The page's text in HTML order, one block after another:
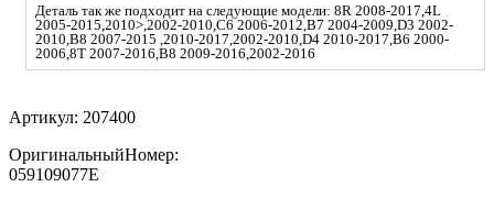
Деталь так же подходит на следующие модели: 8R 2008-2017,4L
2005-2015,2010>,2002-2010,C6 2006-2012,B7 2004-2009,D3 2002-
2010,B8 2007-2015 ,2010-2017,2002-2010,D4 2010-2017,B6 2000-
2006,8T 2007-2016,B8 2009-2016,2002-2016
Артикул: 207400
ОригинальныйНомер:
059109077E